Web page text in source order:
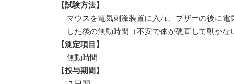
【試験方法】
マウスを電気刺激装置に入れ、ブザーの後に
した後の無動時間（不安で体が硬直して動かな
【測定項目】
無動時間
【投与期間】